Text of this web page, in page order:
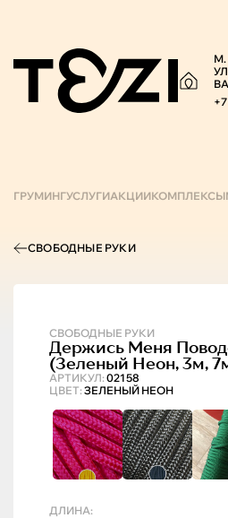
М.
ГРУМИНГУСЛУГИАКЦИИКОМПЛЕКСЫ
СВОБОДНЫЕ РУКИ
СВОБОДНЫЕ РУКИ
АРТИКУЛ: 02158
Держись Меня
(зеленый Неон, 3м,
ЦВЕТ: ЗЕЛЕНЫЙ НЕОН
ДЛИНА: